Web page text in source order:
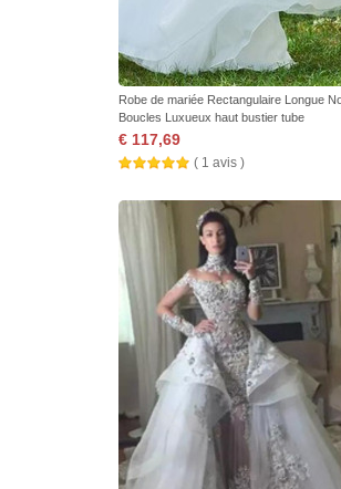
Robe de mariée Rectangulaire Longue
Boucles Luxueux haut bustier tube
€ 117,69
( 1 avis )